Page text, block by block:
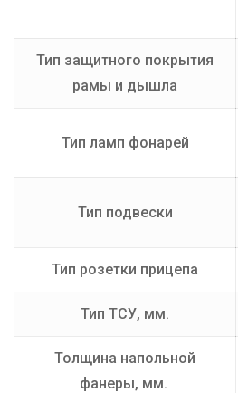
Тип защитного покрытия
рамы и дышла
Тип ламп фонарей
Тип подвески
Тип розетки прицепа
Тип ТСУ, мм.
Толщина напольной
фанеры, мм.